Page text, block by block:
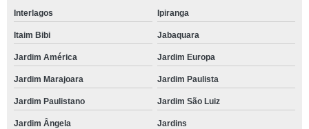
Interlagos Ipiranga
Itaim Bibi Jabaquara
Jardim América Jardim Europa
Jardim Marajoara Jardim Paulista
Jardim Paulistano Jardim São Luiz
Jardim Ângela Jardins